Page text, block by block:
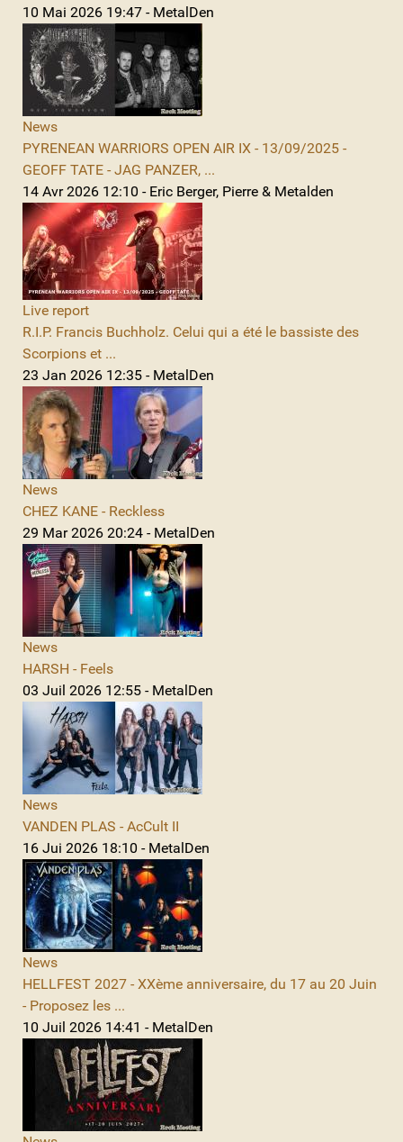
10 Mai 2026 19:47 - MetalDen
News
PYRENEAN WARRIORS OPEN AIR IX - 13/09/2025 -
GEOFF TATE - JAG PANZER, ...
14 Avr 2026 12:10 - Eric Berger, Pierre & Metalden
Live report
R.I.P. Francis Buchholz. Celui qui a été le bassiste des
Scorpions et ...
23 Jan 2026 12:35 - MetalDen
News
CHEZ KANE - Reckless
29 Mar 2026 20:24 - MetalDen
News
HARSH - Feels
03 Juil 2026 12:55 - MetalDen
News
VANDEN PLAS - AcCult II
16 Jui 2026 18:10 - MetalDen
News
HELLFEST 2027 - XXème anniversaire, du 17 au 20 Juin
- Proposez les ...
10 Juil 2026 14:41 - MetalDen